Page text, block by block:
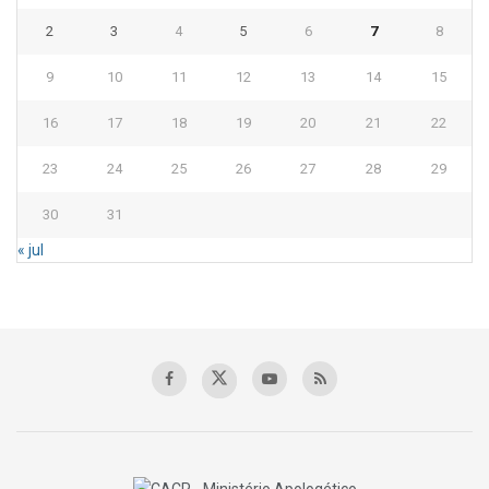
2 3 4 5 6 7 8
9 10 11 12 13 14 15
16 17 18 19 20 21 22
23 24 25 26 27 28 29
30 31
« jul